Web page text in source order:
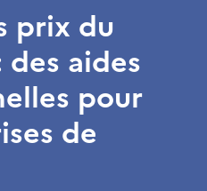
prix du
aides
pour
de